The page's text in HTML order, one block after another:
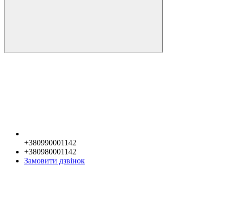
+380990001142
+380980001142
Замовити дзвінок